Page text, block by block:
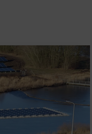
met ENGIE